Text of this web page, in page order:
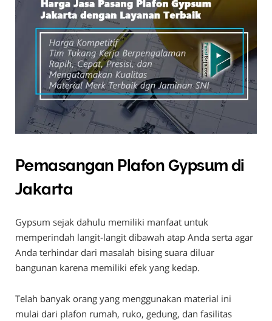
Pemasangan Plafon Gypsum di
Jakarta
Gypsum sejak dahulu memiliki manfaat untuk
memperindah langit-langit dibawah atap Anda serta agar
Anda terhindar dari masalah bising suara diluar
bangunan karena memiliki efek yang kedap.
Telah banyak orang yang menggunakan material ini
mulai dari plafon rumah, ruko, gedung, dan fasilitas